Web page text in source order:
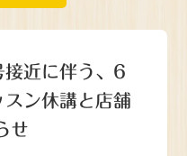
接近に伴う、6
ン休講と店舗
せ